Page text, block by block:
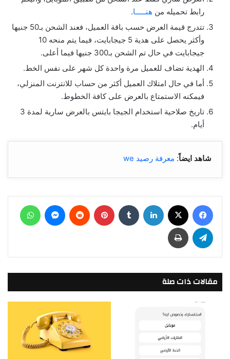
رابط تحميله من هنـــــا.
تتدرج قيمة العرض حسب باقة العميل، فعند الشحن بـ50 جنيها
وأكثر يحصل على هدية 5 جيجابايت، فيما يتم منحه 10
جيجابايت في حال تم الشحن بـ300 جنيها فيما أعلى.
الهدية تضاف للعميل مرة واحدة كل شهر على نفس الخط.
أما في حال امتلاك العميل أكثر من حساب للانترنت المنزلي،
فيمكنه الاستمتاع بالعرض على كافة الخطوط.
تاريخ صلاحية استخدام الجيجا بايتس بالعرض سارية لمدة 3
أيام.
شاهد ايضاً: معرفة رصيد we
فيسبوك لينكدإن بينتيريست ماسنجر
تيلقرام طباعة
مقالات ذات صلة